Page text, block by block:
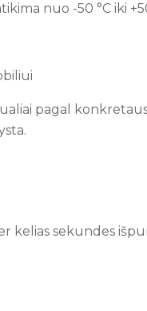
nuo -50 °C iki
pagal
kelias sekundes